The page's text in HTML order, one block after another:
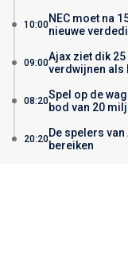
10:00NEC moet na
nieuwe
09:00Ajax ziet dik
verdwijnen als
08:20Spel op de
bod van 20
20:20De spelers van
bereiken